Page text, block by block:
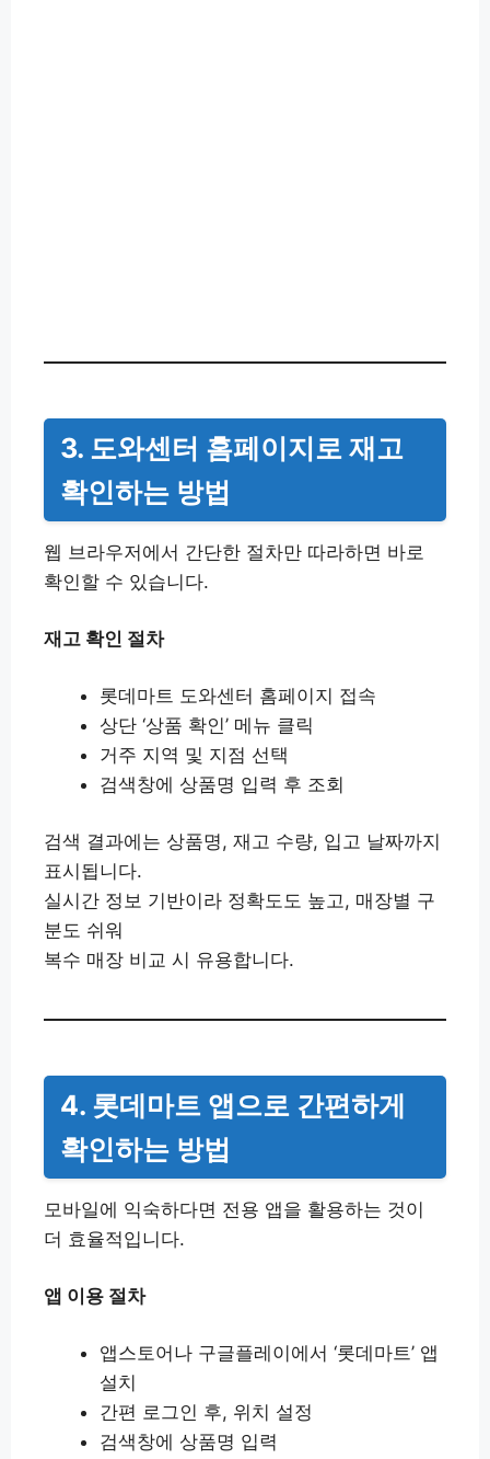
3. 도와센터 홈페이지로 재고
확인하는 방법
웹 브라우저에서 간단한 절차만 따라하면 바로
확인할 수 있습니다.
재고 확인 절차
롯데마트 도와센터 홈페이지 접속
상단 ‘상품 확인’ 메뉴 클릭
거주 지역 및 지점 선택
검색창에 상품명 입력 후 조회
검색 결과에는 상품명, 재고 수량, 입고 날짜까지
표시됩니다.
실시간 정보 기반이라 정확도도 높고, 매장별 구
분도 쉬워
복수 매장 비교 시 유용합니다.
4. 롯데마트 앱으로 간편하게
확인하는 방법
모바일에 익숙하다면 전용 앱을 활용하는 것이
더 효율적입니다.
앱 이용 절차
앱스토어나 구글플레이에서 ‘롯데마트’ 앱
설치
간편 로그인 후, 위치 설정
검색창에 상품명 입력